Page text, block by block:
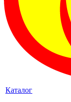
Каталог